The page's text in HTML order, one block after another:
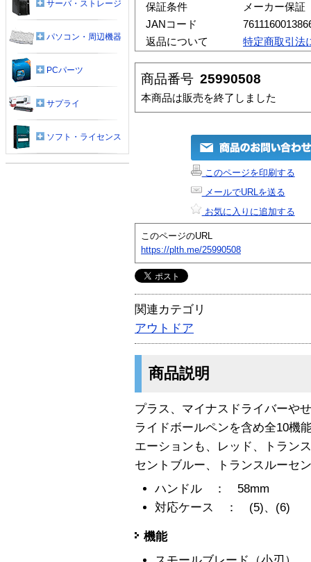
保証条件
メーカー保証
JANコード
返品について
特定商取引法
商品番号 25990508
本商品は販売を終了しました
このページを印刷する
メールでURLを送る
お気に入りに追加する
このページのURL
https://plth.me/25990508
関連カテゴリ
アウトドア
商品説明
プラス、マイナスドライバーや
ライドボールペンを含め全10機
エーションも、レッド、トラン
セントブルー、トランスルーセ
ハンドル ： 58mm
対応ケース ： (5)、(6)
機能
サーバ・ストレージ
パソコン・周辺機器
PCパーツ
サプライ
ソフト・ライセンス